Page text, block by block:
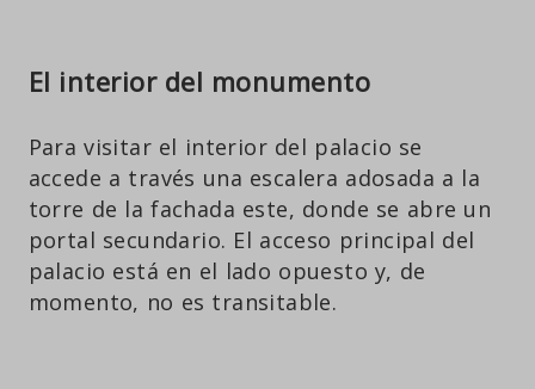
El interior del monumento
Para visitar el interior del palacio se
accede a través una escalera adosada a la
torre de la fachada este, donde se abre un
portal secundario. El acceso principal del
palacio está en el lado opuesto y, de
momento, no es transitable.